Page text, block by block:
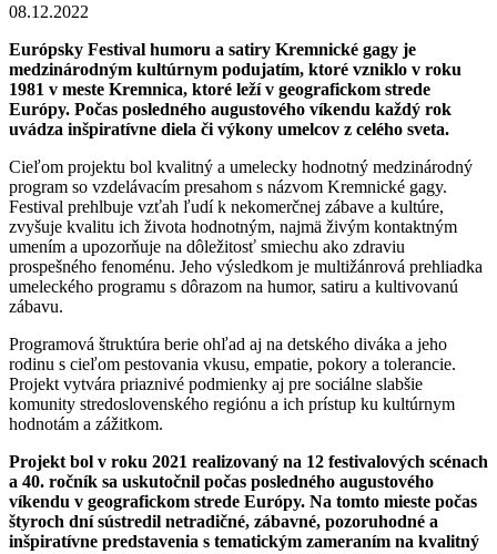
08.12.2022
Európsky Festival humoru a satiry Kremnické gagy je
medzinárodným kultúrnym podujatím, ktoré vzniklo v roku
1981 v meste Kremnica, ktoré leží v geografickom strede
Európy. Počas posledného augustového víkendu každý rok
uvádza inšpiratívne diela či výkony umelcov z celého sveta.
Cieľom projektu bol kvalitný a umelecky hodnotný medzinárodný
program so vzdelávacím presahom s názvom Kremnické gagy.
Festival prehlbuje vzťah ľudí k nekomerčnej zábave a kultúre,
zvyšuje kvalitu ich života hodnotným, najmä živým kontaktným
umením a upozorňuje na dôležitosť smiechu ako zdraviu
prospešného fenoménu. Jeho výsledkom je multižánrová prehliadka
umeleckého programu s dôrazom na humor, satiru a kultivovanú
zábavu.
Programová štruktúra berie ohľad aj na detského diváka a jeho
rodinu s cieľom pestovania vkusu, empatie, pokory a tolerancie.
Projekt vytvára priaznivé podmienky aj pre sociálne slabšie
komunity stredoslovenského regiónu a ich prístup ku kultúrnym
hodnotám a zážitkom.
Projekt bol v roku 2021 realizovaný na 12 festivalových scénach
a 40. ročník sa uskutočnil počas posledného augustového
víkendu v geografickom strede Európy. Na tomto mieste počas
štyroch dní sústredil netradičné, zábavné, pozoruhodné a
inšpiratívne predstavenia s tematickým zameraním na kvalitný